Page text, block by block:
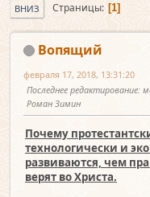
ВНИЗ Страницы 1
Вопящий
февраля 17, 2018, 13:31:20
Последнее редактирование:
Роман Зимин
Почему
технологически и
развиваются, чем
верят во Христа.